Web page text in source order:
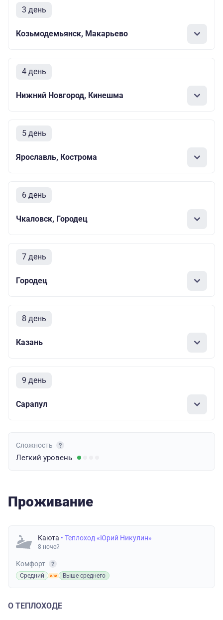
3 день
Козьмодемьянск, Макарьево
4 день
Нижний Новгород, Кинешма
5 день
Ярославль, Кострома
6 день
Чкаловск, Городец
7 день
Городец
8 день
Казань
9 день
Сарапул
Сложность
Легкий уровень
Проживание
Каюта • Теплоход «Юрий Никулин»
8 ночей
Комфорт
Средний Выше среднего
О ТЕПЛОХОДЕ